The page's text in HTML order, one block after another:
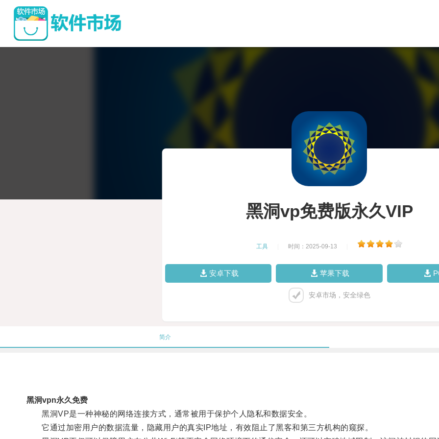
黑洞vp免费版永久VIP
工具 时间：2025-09-13
安卓下载 苹果下载
安卓市场，安全绿色
简介
黑洞vpn永久免费
黑洞VP是一种神秘的网络连接方式，通常被用于保护个人隐私和数据安全。
它通过加密用户的数据流量，隐藏用户的真实IP地址，有效阻止了黑客和第三方机构的窥探。